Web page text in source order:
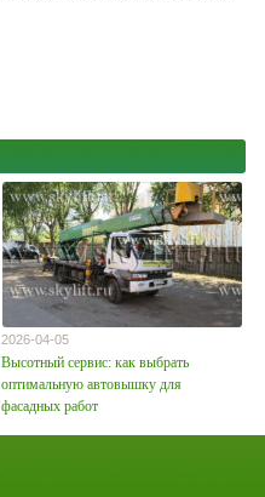
2026-04-05
Высотный сервис: как выбрать
оптимальную автовышку для
фасадных работ